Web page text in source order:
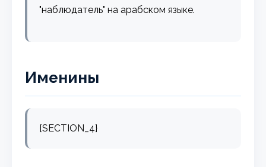
"наблюдатель" на арабском языке.
Именины
{SECTION_4}